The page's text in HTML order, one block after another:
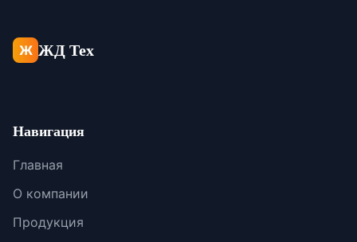
Ж ЖД Тех
Навигация
Главная
О компании
Продукция